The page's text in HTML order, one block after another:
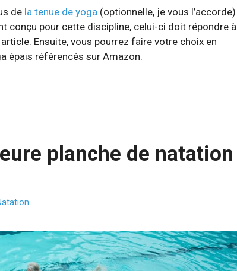
de la tenue de yoga (optionnelle, je vous l’accorde)
conçu pour cette discipline, celui-ci doit répondre à
Ensuite, vous pourrez faire votre choix en
épais référencés sur Amazon.
planche de natation